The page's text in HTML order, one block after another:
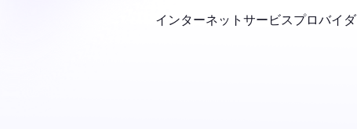
インターネットサービスプロバイ